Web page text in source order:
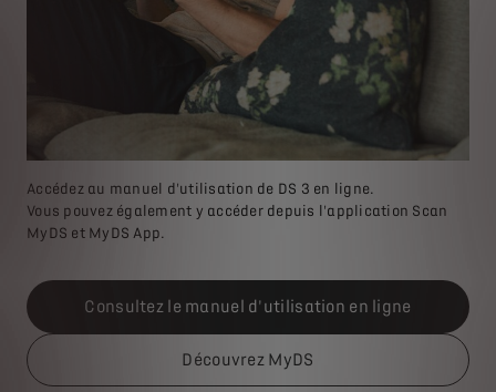
Accédez au manuel d'utilisation de DS 3 en ligne.
Vous pouvez également y accéder depuis l'application Scan
MyDS et MyDS App.
Consultez le manuel d'utilisation en ligne
Découvrez MyDS